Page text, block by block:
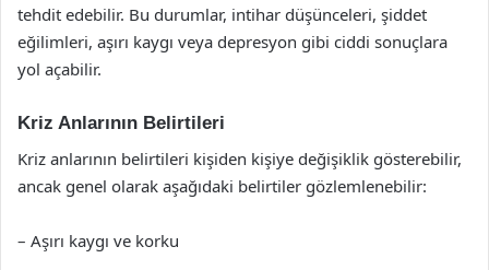
tehdit edebilir. Bu durumlar, intihar düşünceleri, şiddet
eğilimleri, aşırı kaygı veya depresyon gibi ciddi sonuçlara
yol açabilir.
Kriz Anlarının Belirtileri
Kriz anlarının belirtileri kişiden kişiye değişiklik gösterebilir,
ancak genel olarak aşağıdaki belirtiler gözlemlenebilir:
– Aşırı kaygı ve korku